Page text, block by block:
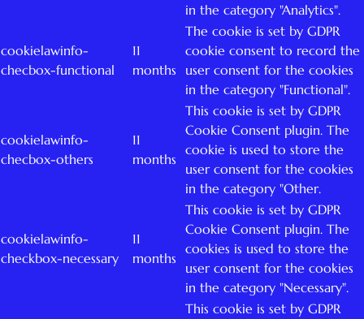
in the category "Analytics".
cookielawinfo-
checbox-functional
11
months
The cookie is set by GDPR
cookie consent to record the
user consent for the cookies
in the category "Functional".
cookielawinfo-
checbox-others
11
months
This cookie is set by GDPR
Cookie Consent plugin. The
cookie is used to store the
user consent for the cookies
in the category "Other.
cookielawinfo-
checkbox-necessary
11
months
This cookie is set by GDPR
Cookie Consent plugin. The
cookies is used to store the
user consent for the cookies
in the category "Necessary".
This cookie is set by GDPR